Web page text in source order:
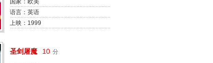
丹纳 劳尼·考克斯(I) Michael
Fairman 阿非莫·奥米拉 理查德·希
夫 David Strickland
国家：欧美
语言：英语
上映：1999
圣剑屠魔 10 分